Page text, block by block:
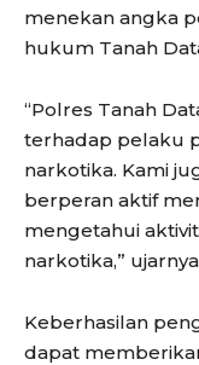
menekan angka
hukum Tanah
“Polres Tanah
terhadap pelaku
narkotika. Kami
berperan aktif
mengetahui
narkotika,”
Keberhasilan
dapat